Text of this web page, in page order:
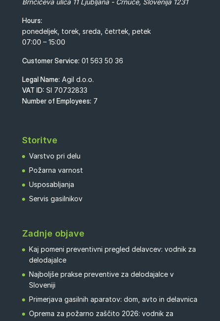
Brnčičeva ulica 11 Ljubljana - Črnuče, Slovenija 1231
Hours:
ponedeljek, torek, sreda, četrtek, petek
07:00 – 15:00
Customer Service: 01 563 50 36
Legal Name: Agil d.o.o.
VAT ID: SI 70732833
Number of Employees: 7
Storitve
Varstvo pri delu
Požarna varnost
Usposabljanja
Servis gasilnikov
Zadnje objave
Kaj pomeni preventivni pregled delavcev: vodnik za
delodajalce
Najboljše prakse preventive za delodajalce v
Sloveniji
Primerjava gasilnih aparatov: dom, avto in delavnica
Oprema za požarno zaščito 2026: vodnik za